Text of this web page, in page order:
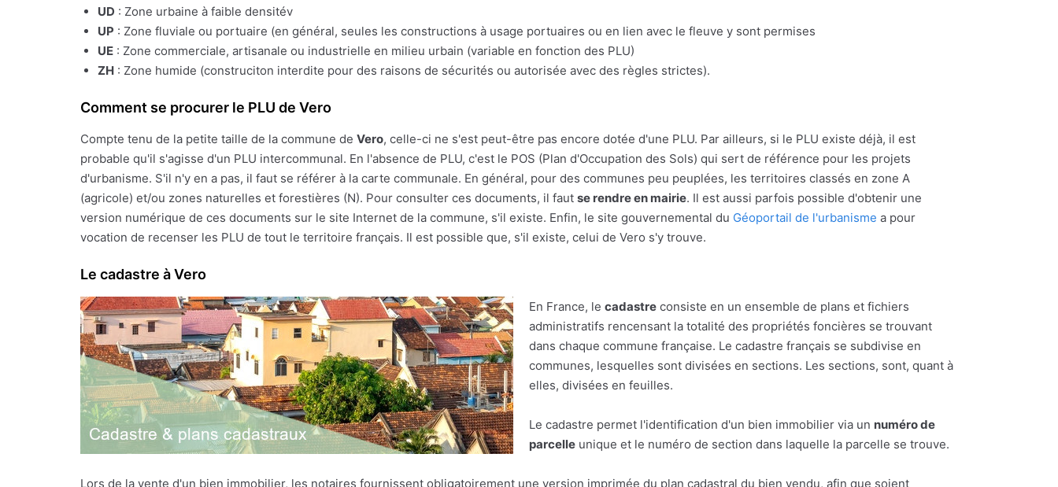
UD : Zone urbaine à faible densitév
UP : Zone fluviale ou portuaire (en général, seules les constructions à usage portuaires ou en lien avec le fleuve y sont permises
UE : Zone commerciale, artisanale ou industrielle en milieu urbain (variable en fonction des PLU)
ZH : Zone humide (construciton interdite pour des raisons de sécurités ou autorisée avec des règles strictes).
Comment se procurer le PLU de Vero
Compte tenu de la petite taille de la commune de Vero, celle-ci ne s'est peut-être pas encore dotée d'une PLU. Par ailleurs, si le PLU existe déjà, il est
probable qu'il s'agisse d'un PLU intercommunal. En l'absence de PLU, c'est le POS (Plan d'Occupation des Sols) qui sert de référence pour les projets
d'urbanisme. S'il n'y en a pas, il faut se référer à la carte communale. En général, pour des communes peu peuplées, les territoires classés en zone A
(agricole) et/ou zones naturelles et forestières (N). Pour consulter ces documents, il faut se rendre en mairie. Il est aussi parfois possible d'obtenir une
version numérique de ces documents sur le site Internet de la commune, s'il existe. Enfin, le site gouvernemental du Géoportail de l'urbanisme a pour
vocation de recenser les PLU de tout le territoire français. Il est possible que, s'il existe, celui de Vero s'y trouve.
Le cadastre à Vero
En France, le cadastre consiste en un ensemble de plans et fichiers
administratifs rencensant la totalité des propriétés foncières se trouvant
dans chaque commune française. Le cadastre français se subdivise en
communes, lesquelles sont divisées en sections. Les sections, sont, quant à
elles, divisées en feuilles.
Le cadastre permet l'identification d'un bien immobilier via un numéro de
parcelle unique et le numéro de section dans laquelle la parcelle se trouve.
Lors de la vente d'un bien immobilier, les notaires fournissent obligatoirement une version imprimée du plan cadastral du bien vendu, afin que soient